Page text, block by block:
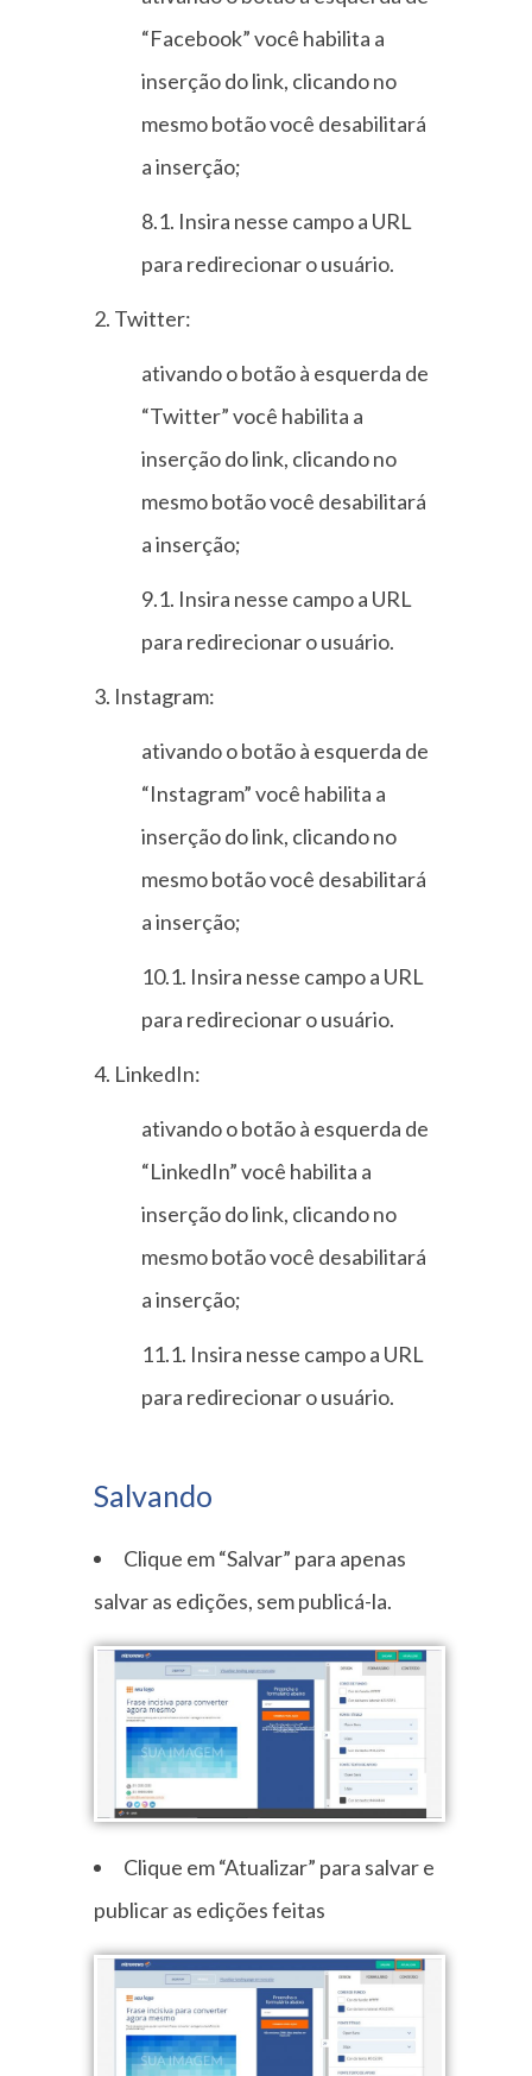
“Facebook” você habilita a
inserção do link, clicando no
mesmo botão você desabilitará
a inserção;
8.1. Insira nesse campo a URL
para redirecionar o usuário.
2. Twitter:
ativando o botão à esquerda de
“Twitter” você habilita a
inserção do link, clicando no
mesmo botão você desabilitará
a inserção;
9.1. Insira nesse campo a URL
para redirecionar o usuário.
3. Instagram:
ativando o botão à esquerda de
“Instagram” você habilita a
inserção do link, clicando no
mesmo botão você desabilitará
a inserção;
10.1. Insira nesse campo a URL
para redirecionar o usuário.
4. LinkedIn:
ativando o botão à esquerda de
“LinkedIn” você habilita a
inserção do link, clicando no
mesmo botão você desabilitará
a inserção;
11.1. Insira nesse campo a URL
para redirecionar o usuário.
Salvando
Clique em “Salvar” para apenas
salvar as edições, sem publicá-la.
Clique em “Atualizar” para salvar e
publicar as edições feitas